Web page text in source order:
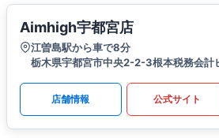
Aimhigh宇都宮店
江曽島駅から車で8分
栃木県宇都宮市中央2-2-3根本税務会計
店舗情報 公式サイト